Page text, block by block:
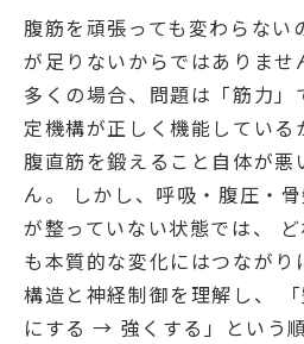
腹筋を頑張っても変わらない
が足りないからではありませ
多くの場合、問題は「筋力
定機構が正しく機能している
腹直筋を鍛えること自体が悪
ん。 しかし、呼吸・腹圧・
が整っていない状態では、
も本質的な変化にはつながり
構造と神経制御を理解し、
にする → 強くする」という